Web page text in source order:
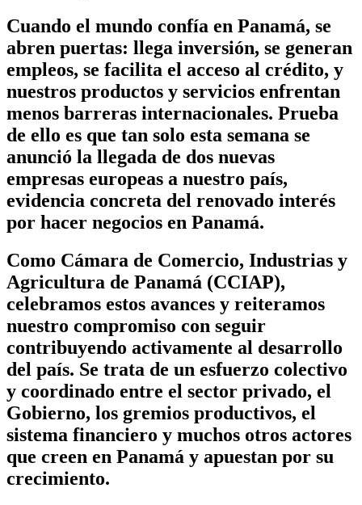
Cuando el mundo confía en Panamá, se
abren puertas: llega inversión, se generan
empleos, se facilita el acceso al crédito, y
nuestros productos y servicios enfrentan
menos barreras internacionales. Prueba
de ello es que tan solo esta semana se
anunció la llegada de dos nuevas
empresas europeas a nuestro país,
evidencia concreta del renovado interés
por hacer negocios en Panamá.
Como Cámara de Comercio, Industrias y
Agricultura de Panamá (CCIAP),
celebramos estos avances y reiteramos
nuestro compromiso con seguir
contribuyendo activamente al desarrollo
del país. Se trata de un esfuerzo colectivo
y coordinado entre el sector privado, el
Gobierno, los gremios productivos, el
sistema financiero y muchos otros actores
que creen en Panamá y apuestan por su
crecimiento.